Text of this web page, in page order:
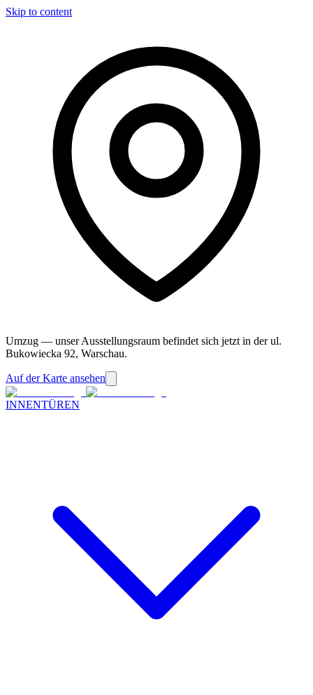
Skip to content
Umzug — unser Ausstellungsraum befindet sich jetzt in der ul.
Bukowiecka 92, Warschau.
Auf der Karte ansehen
INNENTÜREN